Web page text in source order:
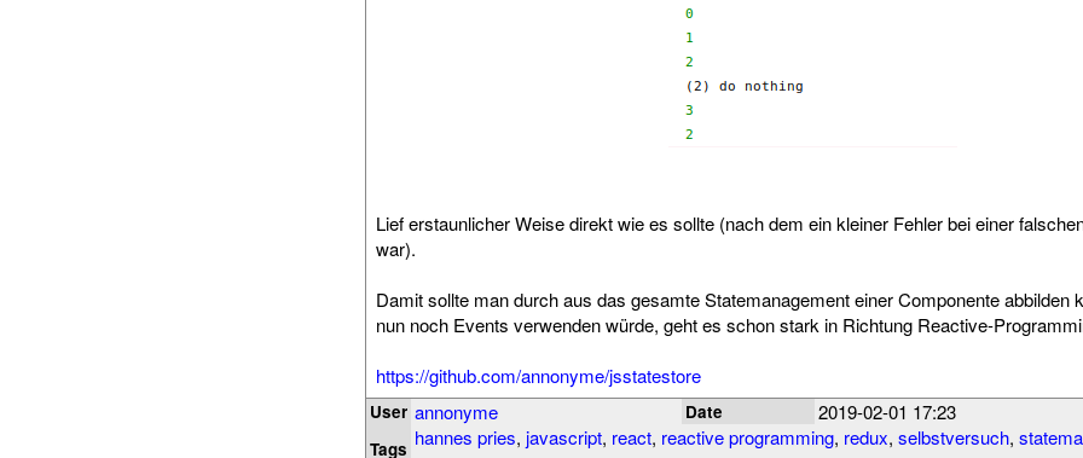
Lief erstaunlicher Weise direkt wie es sollte (nach dem ein kleiner Fehler bei einer
war).
Damit sollte man durch aus das gesamte Statemanagement einer Componente abbilden
nun noch Events verwenden würde, geht es schon stark in Richtung Reactive-
https://github.com/annonyme/jsstatestore
User annonyme Date 2019-02-01 17:23
Tags hannes pries, javascript, react, reactive programming, redux, selbstversuch,